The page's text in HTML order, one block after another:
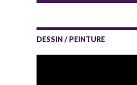
DESSIN / PEINTURE